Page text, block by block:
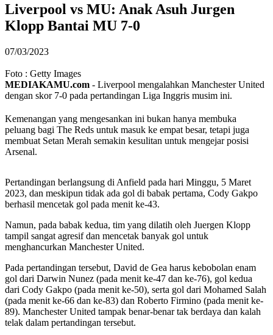
Liverpool vs MU: Anak Asuh Jurgen
Klopp Bantai MU 7-0
07/03/2023
Foto : Getty Images
MEDIAKAMU.com - Liverpool mengalahkan Manchester United
dengan skor 7-0 pada pertandingan Liga Inggris musim ini.
Kemenangan yang mengesankan ini bukan hanya membuka
peluang bagi The Reds untuk masuk ke empat besar, tetapi juga
membuat Setan Merah semakin kesulitan untuk mengejar posisi
Arsenal.
Pertandingan berlangsung di Anfield pada hari Minggu, 5 Maret
2023, dan meskipun tidak ada gol di babak pertama, Cody Gakpo
berhasil mencetak gol pada menit ke-43.
Namun, pada babak kedua, tim yang dilatih oleh Juergen Klopp
tampil sangat agresif dan mencetak banyak gol untuk
menghancurkan Manchester United.
Pada pertandingan tersebut, David de Gea harus kebobolan enam
gol dari Darwin Nunez (pada menit ke-47 dan ke-76), gol kedua
dari Cody Gakpo (pada menit ke-50), serta gol dari Mohamed Salah
(pada menit ke-66 dan ke-83) dan Roberto Firmino (pada menit ke-
89). Manchester United tampak benar-benar tak berdaya dan kalah
telak dalam pertandingan tersebut.